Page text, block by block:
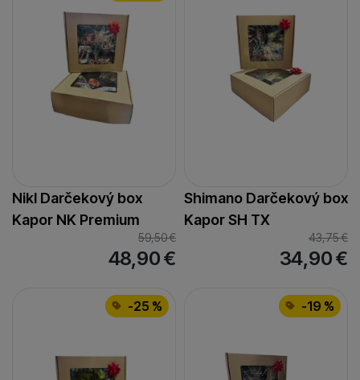
Nikl Darčekový box
Kapor NK Premium
59,50€
48,90€
Shimano Darčekový box
Kapor SH TX
43,75€
34,90€
-25 % -19 %